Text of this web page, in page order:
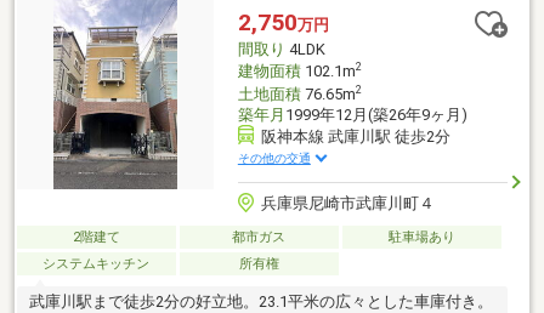
の住まい探しをお手伝いします ━━━━━・・・物件の詳細・ご
相談はお気軽にお問い合わせください。
2,750万円
間取り 4LDK
建物面積102.1m2
土地面積76.65m2
築年月 1999年12月(築26年9ヶ月)
阪神本線 武庫川駅 徒歩2分
その他の交通
兵庫県尼崎市武庫川町４
2階建て 都市ガス
駐車場あり
システムキッチン
所有権
武庫川駅まで徒歩2分の好立地。23.1平米の広々とした車庫付き。